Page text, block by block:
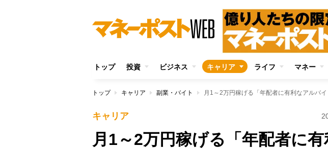
トップ 投資 ビジネス キャリア ライフ マネー
トップ キャリア 副業・バイト 月1～2万円稼げる「年配者に有利なアルバ
キャリア
月1～2万円稼げる「年配者に